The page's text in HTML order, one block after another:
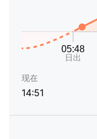
现在
14:51